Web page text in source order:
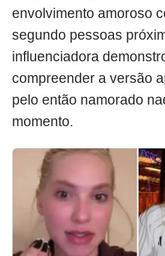
envolvimento amoroso
segundo pessoas
influenciadora
compreender a versão
pelo então namorado
momento.